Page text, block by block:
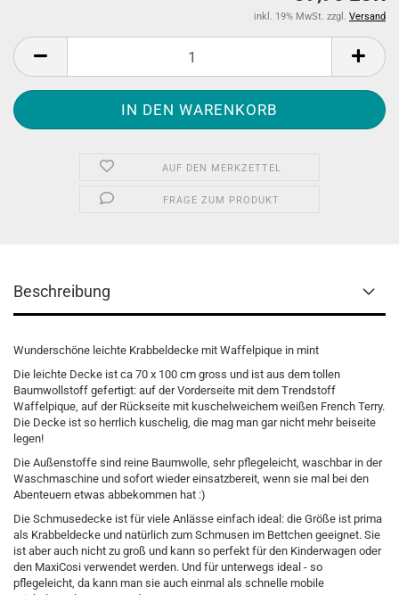
inkl. 19% MwSt. zzgl. Versand
AUF DEN MERKZETTEL
FRAGE ZUM PRODUKT
Beschreibung
Wunderschöne leichte Krabbeldecke mit Waffelpique in mint
Die leichte Decke ist ca 70 x 100 cm gross und ist aus dem tollen
Baumwollstoff gefertigt: auf der Vorderseite mit dem Trendstoff
Waffelpique, auf der Rückseite mit kuschelweichem weißen French Terry.
Die Decke ist so herrlich kuschelig, die mag man gar nicht mehr beiseite
legen!
Die Außenstoffe sind reine Baumwolle, sehr pflegeleicht, waschbar in der
Waschmaschine und sofort wieder einsatzbereit, wenn sie mal bei den
Abenteuern etwas abbekommen hat :)
Die Schmusedecke ist für viele Anlässe einfach ideal: die Größe ist prima
als Krabbeldecke und natürlich zum Schmusen im Bettchen geeignet. Sie
ist aber auch nicht zu groß und kann so perfekt für den Kinderwagen oder
den MaxiCosi verwendet werden. Und für unterwegs ideal - so
pflegeleicht, da kann man sie auch einmal als schnelle mobile